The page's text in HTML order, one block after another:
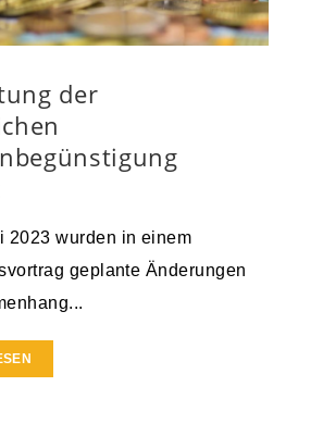
der
2023 wurden in einem
geplante Änderungen